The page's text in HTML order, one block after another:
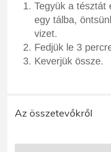
Tegyük a tésztát
egy tálba,
vizet.
Fedjük le 3
Keverjük össze.
Az összetevőkről